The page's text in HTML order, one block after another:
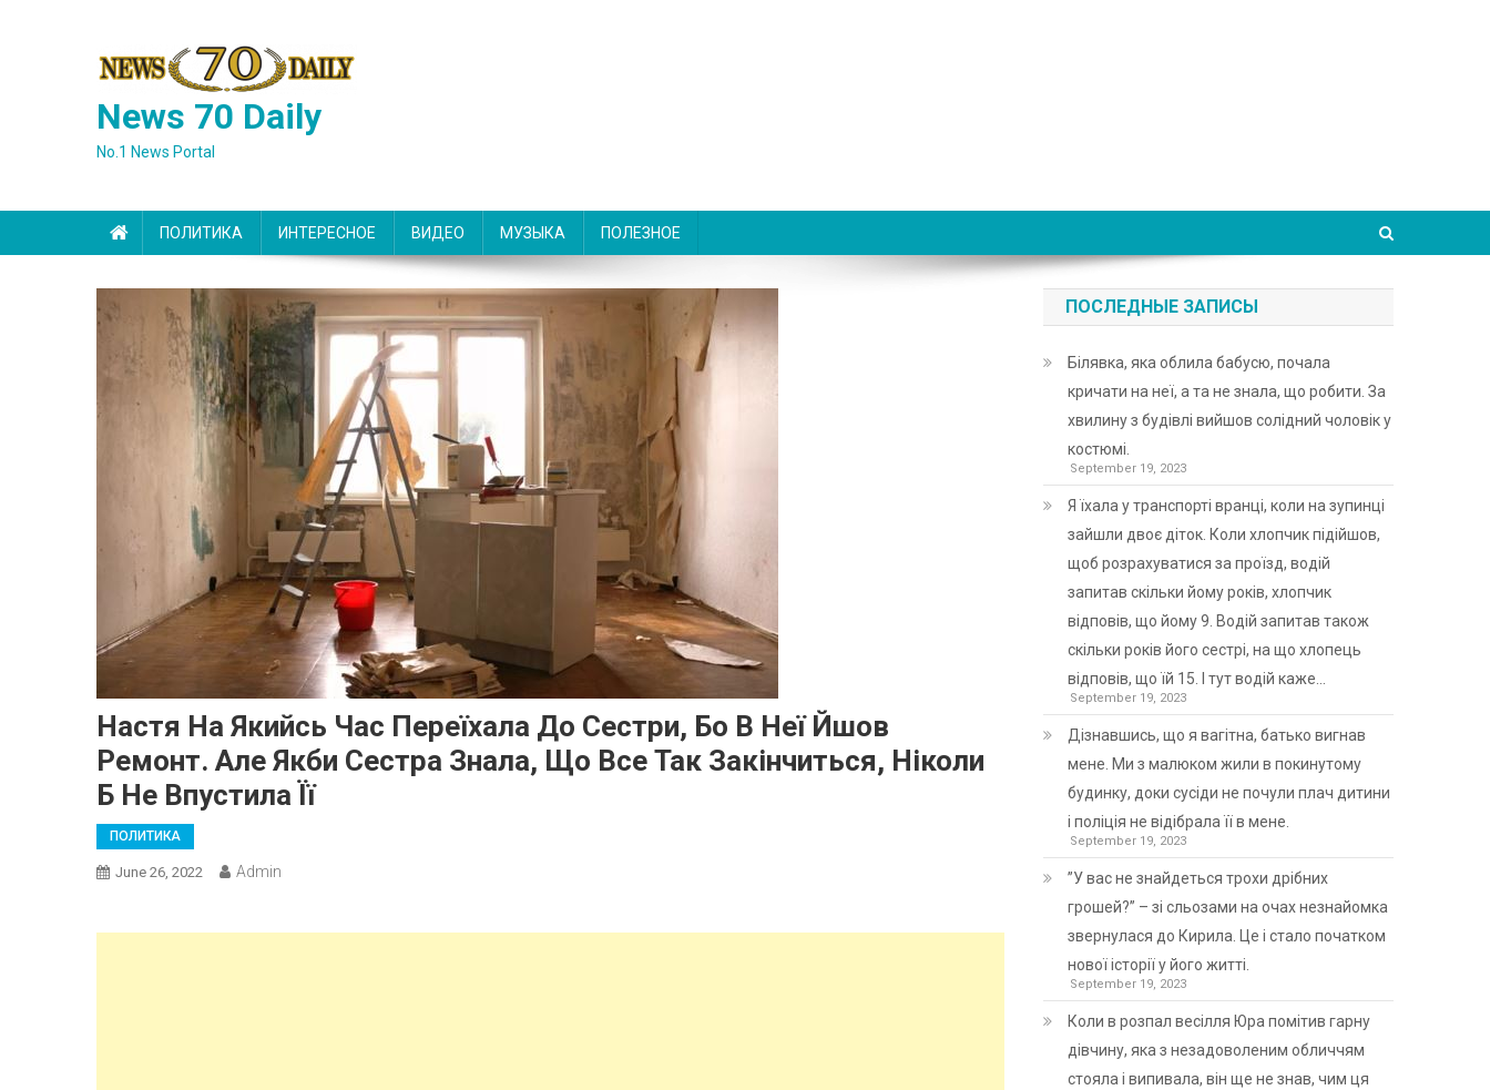
News 70 Daily
No.1 News Portal
ПОЛИТИКА ИНТЕРЕСНОЕ ВИДЕО МУЗЫКА ПОЛЕЗНОЕ
Настя На Якийсь Час Переїхала До Сестри, Бо В Неї Йшов
Ремонт. Але Якби Сестра Знала, Що Все Так Закінчиться, Ніколи
Б Не Впустила Її
ПОЛИТИКА
June 26, 2022 Admin
ПОСЛЕДНЫЕ ЗАПИСЫ
Білявка, яка облила бабусю, почала
кричати на неї, а та не знала, що робити. За
хвилину з будівлі вийшов солідний чоловік у
костюмі.
September 19, 2023
Я їхала у транспорті вранці, коли на зупинці
зайшли двоє діток. Коли хлопчик підійшов,
щоб розрахуватися за проїзд, водій
запитав скільки йому років, хлопчик
відповів, що йому 9. Водій запитав також
скільки років його сестрі, на що хлопець
відповів, що їй 15. І тут водій каже…
September 19, 2023
Дізнавшись, що я вагітна, батько вигнав
мене. Ми з малюком жили в покинутому
будинку, доки сусіди не почули плач дитини
і поліція не відібрала її в мене.
September 19, 2023
”У вас не знайдеться трохи дрібних
грошей?” – зі сльозами на очах незнайомка
звернулася до Кирила. Це і стало початком
нової історії у його житті.
September 19, 2023
Коли в розпал весілля Юра помітив гарну
дівчину, яка з незадоволеним обличчям
стояла і випивала, він ще не знав, чим ця